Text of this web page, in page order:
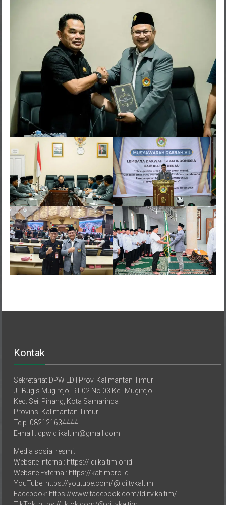
Jl. Bugis Mugirejo, RT.02 No.03 Kel. Mugirejo
Kec. Sei. Pinang, Kota Samarinda
Provinsi Kalimantan Timur
Telp. 082121634444
E-mail : dpwldiikaltim@gmail.com
Website Internal: https://ldiikaltim.or.id
Website External: https://kaltimpro.id
YouTube: https://youtube.com/@ldiitvkaltim
Facebook: https://www.facebook.com/ldiitv.kaltim/
TikTok: https://tiktok.com/@ldiitvkaltim